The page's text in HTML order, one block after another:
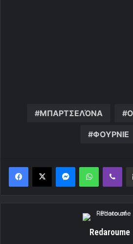
ΜΠΑΡΤΣΕΛΌΝΑ
ΦΟΥΡΝΙΕ
MessengerWhatsApp
Redaroume